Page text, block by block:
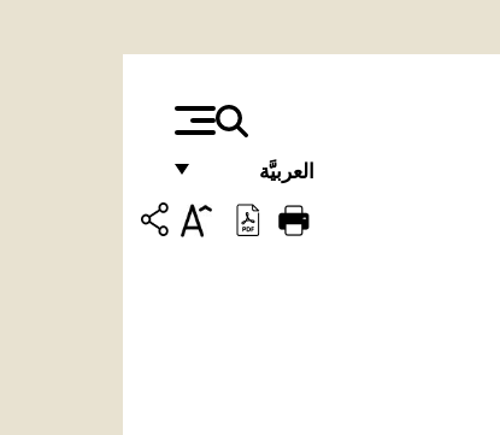
العربيَّة
FRANÇAIS